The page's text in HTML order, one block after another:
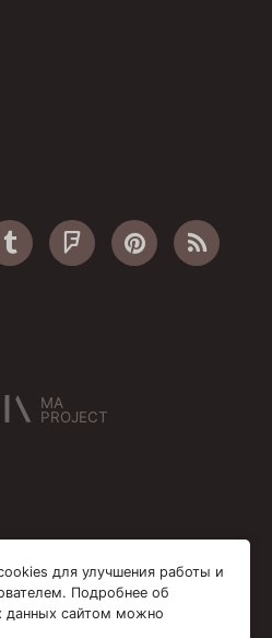
MA
PROJECT
для улучшения работы и
Подробнее об
данных сайтом можно